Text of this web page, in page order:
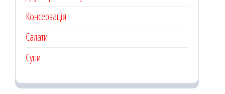
Консервація
Салати
Супи